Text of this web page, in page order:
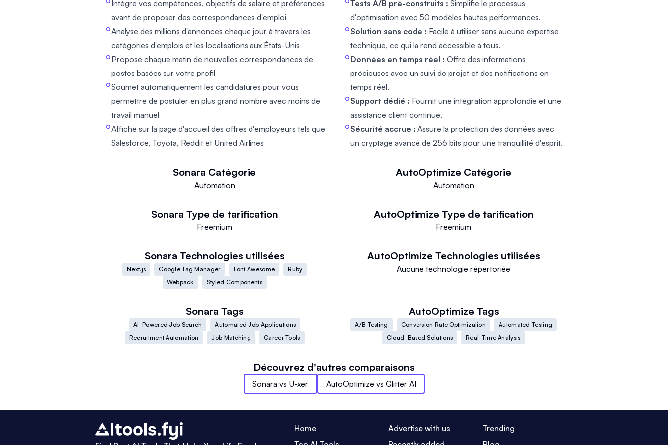
Intègre vos compétences, objectifs de salaire et préférences
avant de proposer des correspondances d'emploi
Analyse des millions d'annonces chaque jour à travers les
catégories d'emplois et les localisations aux États-Unis
Propose chaque matin de nouvelles correspondances de
postes basées sur votre profil
Soumet automatiquement les candidatures pour vous
permettre de postuler en plus grand nombre avec moins de
travail manuel
Affiche sur la page d'accueil des offres d'employeurs tels que
Salesforce, Toyota, Reddit et United Airlines
Tests A/B pré-construits : Simplifie le processus
d'optimisation avec 50 modèles hautes performances.
Solution sans code : Facile à utiliser sans aucune expertise
technique, ce qui la rend accessible à tous.
Données en temps réel : Offre des informations
précieuses avec un suivi de projet et des notifications en
temps réel.
Support dédié : Fournit une intégration approfondie et une
assistance client continue.
Sécurité accrue : Assure la protection des données avec
un cryptage avancé de 256 bits pour une tranquillité d'esprit.
Sonara Catégorie
Automation
AutoOptimize Catégorie
Automation
Sonara Type de tarification
Freemium
AutoOptimize Type de tarification
Freemium
Sonara Technologies utilisées
Next.js Google Tag Manager Font Awesome
Ruby
Webpack
Styled Components
AutoOptimize Technologies utilisées
Aucune technologie répertoriée
Sonara Tags
AI-Powered Job Search
Automated Job Applications
Recruitment Automation
Job Matching Career Tools
AutoOptimize Tags
A/B Testing Conversion Rate Optimization
Automated Testing
Cloud-Based Solutions
Real-Time Analysis
Découvrez d'autres comparaisons
Sonara vs U-xer AutoOptimize vs Glitter AI
Home Advertise with us
Trending